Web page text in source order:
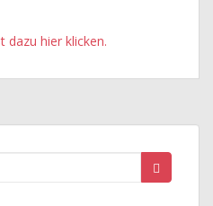
dazu hier klicken.